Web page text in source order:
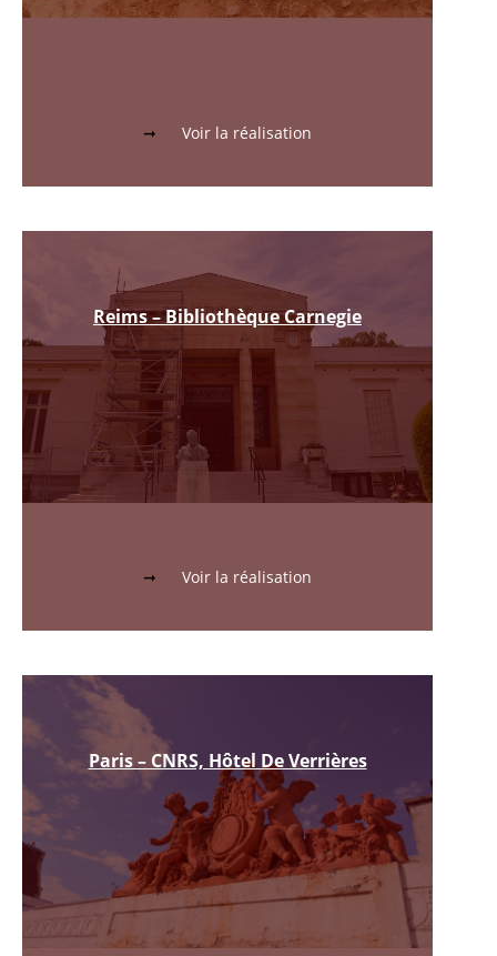
Voir la réalisation
Reims – Bibliothèque Carnegie
Voir la réalisation
Paris – CNRS, Hôtel De Verrières